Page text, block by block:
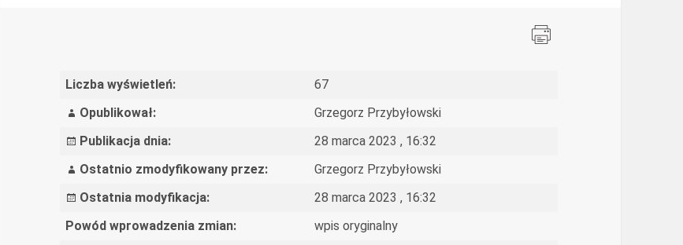
Liczba wyświetleń:
67
Opublikował:
Grzegorz Przybyłowski
Publikacja dnia:
28 marca 2023 , 16:32
Ostatnio zmodyfikowany przez:
Grzegorz Przybyłowski
Ostatnia modyfikacja:
28 marca 2023 , 16:32
Powód wprowadzenia zmian:
wpis oryginalny